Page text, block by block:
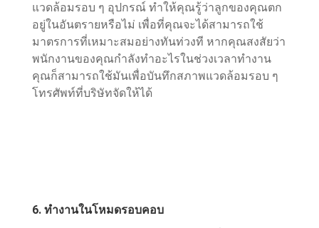
แวดล้อมรอบ ๆ อุปกรณ์ ทำให้คุณรู้ว่าลูกของคุณตก
อยู่ในอันตรายหรือไม่ เพื่อที่คุณจะได้สามารถใช้
มาตรการที่เหมาะสมอย่างทันท่วงที หากคุณสงสัยว่า
พนักงานของคุณกําลังทําอะไรในช่วงเวลาทํางาน
คุณก็สามารถใช้มันเพื่อบันทึกสภาพแวดล้อมรอบ ๆ
โทรศัพท์ที่บริษัทจัดให้ได้
6. ทํางานในโหมดรอบคอบ